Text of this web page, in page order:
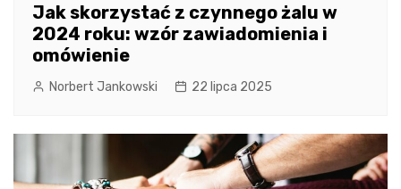
Jak skorzystać z czynnego żalu w
2024 roku: wzór zawiadomienia i
omówienie
Norbert Jankowski 22 lipca 2025